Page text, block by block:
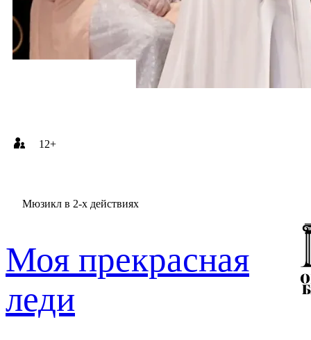
Мюзикл в 2-х действиях
12+
Моя прекрасная
леди